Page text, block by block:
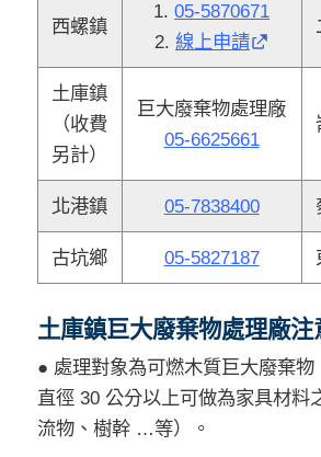
西螺鎮
1.05-5870671
2. 線上申請
土庫鎮
（收費
另計）
巨大廢棄物處理廠
05-6625661
北港鎮 05-7838400
古坑鄉 05-5827187
土庫鎮巨大廢棄物處理廠注
● 處理對象為可燃木質巨大廢棄物
直徑 30 公分以上可做為家具材料
流物、樹幹 …等）。